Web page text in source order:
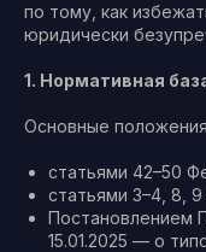
по тому, как
юридически
1. Нормативная
Основные
статьями 42–50
статьями 3–4, 8,
Постановлением
15.01.2025 — о